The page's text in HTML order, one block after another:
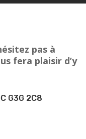
pas à
fera plaisir d’y
G3G 2C8